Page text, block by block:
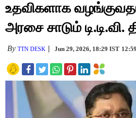
உதவிகளாக
அரசை சாடும்
ByTTN DESK Jun 29, 2026, 18:29 IST